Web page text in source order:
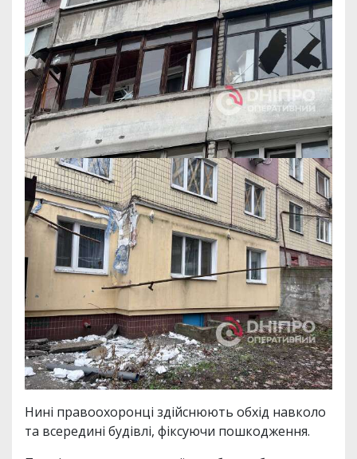
Нині правоохоронці здійснюють обхід навколо
та всередині будівлі, фіксуючи пошкодження.